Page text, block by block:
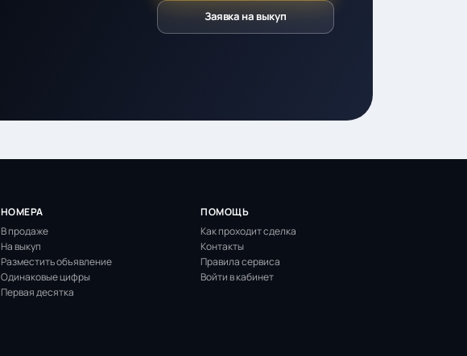
Заявка на выкуп
НОМЕРА
В продаже
На выкуп
Разместить объявление
Одинаковые цифры
Первая десятка
ПОМОЩЬ
Как проходит сделка
Контакты
Правила сервиса
Войти в кабинет